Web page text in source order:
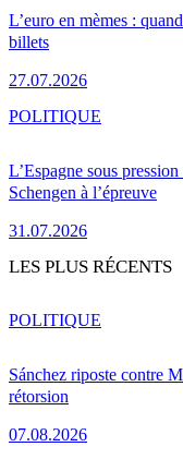
L’euro en mèmes :
billets
27.07.2026
L’Espagne sous
Schengen à l’épreuve
31.07.2026
POLITIQUE
LES PLUS RÉCENTS
Sánchez riposte contre
rétorsion
07.08.2026
POLITIQUE